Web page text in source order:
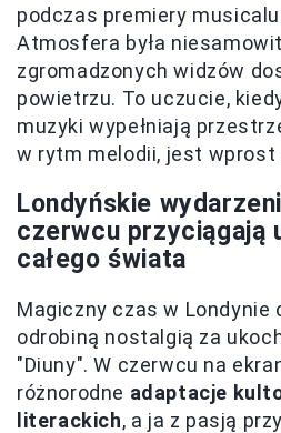
podczas premiery
Atmosfera była
zgromadzonych widzów
powietrzu. To uczucie,
muzyki wypełniają
w rytm melodii, jest wprost
Londyńskie
czerwcu przyciągają
całego świata
Magiczny czas w Londynie
odrobiną nostalgią za
"Diuny". W czerwcu na
różnorodne adaptacje
literackich, a ja z pasją